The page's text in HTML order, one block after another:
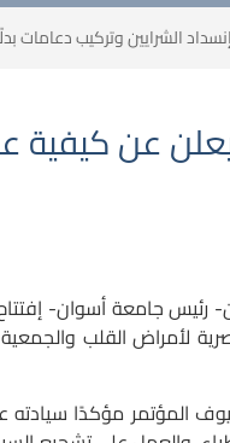
الشرايين وتركيب دعامات
عن كيفية
جامعة أسوان- إفتتاح
لأمراض القلب
مؤكدًا سيادته